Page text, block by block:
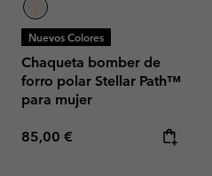
Nuevos Colores
Chaqueta bomber de
forro polar Stellar Path™
para mujer
Regular price:
85,00 €